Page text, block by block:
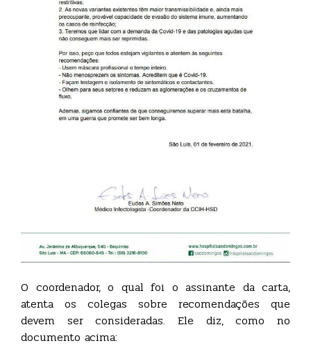
O coordenador, o qual foi o assinante da carta,
atenta os colegas sobre recomendações que
devem ser consideradas. Ele diz, como no
documento acima: